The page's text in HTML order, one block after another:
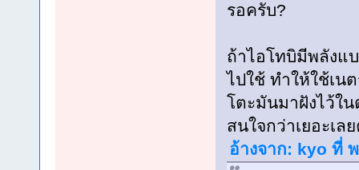
รอครับ?
ถ้าไอโทบิมีพลังแ
ไปใช้ ทำให้ใช้เน
โตะมันมาฝังไว้ใ
สนใจกว่าเยอะเ
อ้างจาก: kyo ที่